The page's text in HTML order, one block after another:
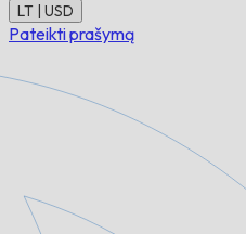
LT | USD
Pateikti prašymą